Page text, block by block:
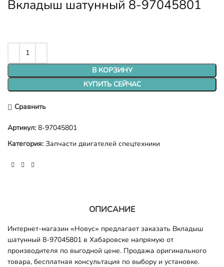
Вкладыш шатунный 8-97045801
В КОРЗИНУ
КУПИТЬ СЕЙЧАС
Сравнить
Артикул: 8-97045801
Категория: Запчасти двигателей спецтехники
ОПИСАНИЕ
Интернет-магазин «Новус» предлагает заказать Вкладыш
шатунный 8-97045801 в Хабаровске напрямую от
производителя по выгодной цене. Продажа оригинального
товара, бесплатная консультация по выбору и установке.